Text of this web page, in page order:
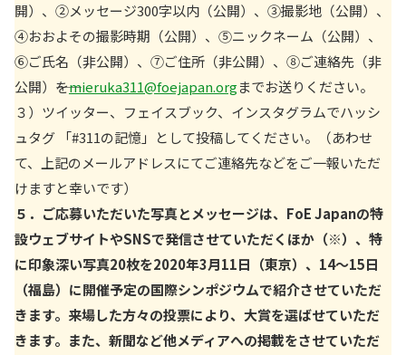
開）、②メッセージ300字以内（公開）、③撮影地（公開）、
④おおよその撮影時期（公開）、⑤ニックネーム（公開）、
⑥ご氏名（非公開）、⑦ご住所（非公開）、⑧ご連絡先（非
公開）――をmieruka311@foejapan.orgまでお送りください。
３）ツイッター、フェイスブック、インスタグラムでハッシ
ュタグ 「#311の記憶」として投稿してください。（あわせ
て、上記のメールアドレスにてご連絡先などをご一報いただ
けますと幸いです）
５．ご応募いただいた写真とメッセージは、FoE Japanの特
設ウェブサイトやSNSで発信させていただくほか（※）、特
に印象深い写真20枚を2020年3月11日（東京）、14～15日
（福島）に開催予定の国際シンポジウムで紹介させていただ
きます。来場した方々の投票により、大賞を選ばせていただ
きます。また、新聞など他メディアへの掲載をさせていただ